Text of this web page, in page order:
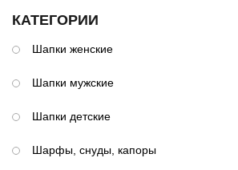
КАТЕГОРИИ
Шапки женские
Шапки мужские
Шапки детские
Шарфы, снуды, капоры